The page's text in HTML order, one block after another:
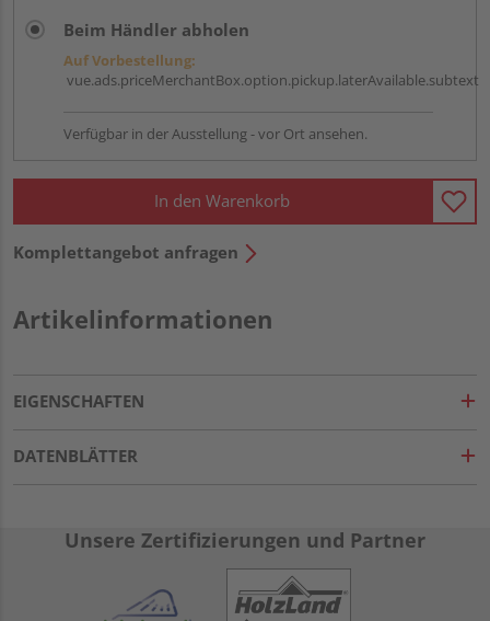
Beim Händler abholen
Auf Vorbestellung:
vue.ads.priceMerchantBox.option.pickup.laterAvailable.subtext
Verfügbar in der Ausstellung - vor Ort ansehen.
In den Warenkorb
Komplettangebot anfragen
Artikelinformationen
EIGENSCHAFTEN
DATENBLÄTTER
Unsere Zertifizierungen und Partner